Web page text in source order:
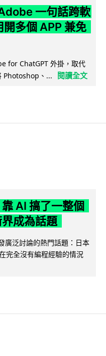
一句話跨軟
開多個 APP 兼免
for ChatGPT 外掛，取代
Photoshop、...
閱讀全文
AI 搞了一整個
成為話題
廣泛討論的熱門話題：日本
完全沒有編程經驗的情況